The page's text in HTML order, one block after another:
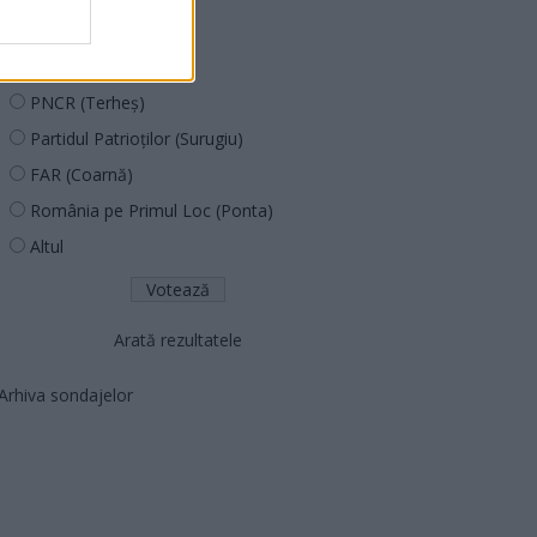
PNCR (Terheș)
Partidul Patrioților (Surugiu)
FAR (Coarnă)
România pe Primul Loc (Ponta)
Altul
Arată rezultatele
sondajelor